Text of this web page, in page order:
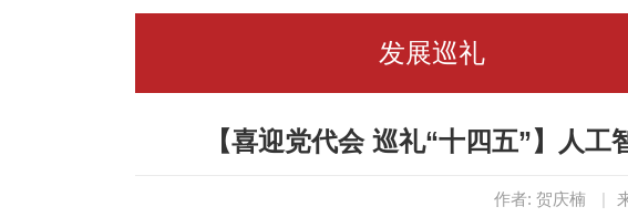
发展巡礼
【喜迎党代会 巡礼“十四五”】人
作者: 贺庆楠 |